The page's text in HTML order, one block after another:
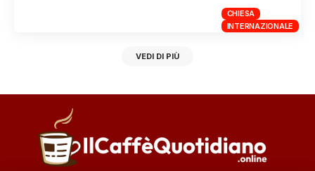
CHIESA
INTERNAZIONALE
VEDI DI PIÙ